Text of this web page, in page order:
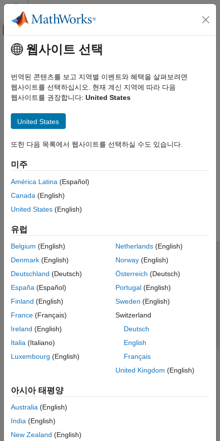
콘텐츠로 바로 가기
오프캔버스 탐색 메뉴 토글
문서 홈
주요 콘텐츠
웹사이트 선택
번역된 콘텐츠를 보고 지역별 이벤트와 혜택을 살펴보려면
웹사이트를 선택하십시오. 현재 계신 지역에 따라 다음
웹사이트를 권장합니다: United States
United States
또한 다음 목록에서 웹사이트를 선택하실 수도 있습니다.
미주
América Latina (Español)
Canada (English)
United States (English)
유럽
Belgium (English)
Denmark (English)
Deutschland (Deutsch)
España (Español)
Finland (English)
France (Français)
Ireland (English)
Italia (Italiano)
Luxembourg (English)
Netherlands(English)
Norway(English)
Österreich (Deutsch)
Portugal(English)
Sweden (English)
Switzerland
Deutsch
English
Français
United Kingdom (English)
아시아 태평양
Australia (English)
India (English)
New Zealand (English)
신뢰 센터 등록 상표 개인정보 취급방침
불법 복제 방지
애플리케이션 상태
© 1994-2026 The MathWorks, Inc.